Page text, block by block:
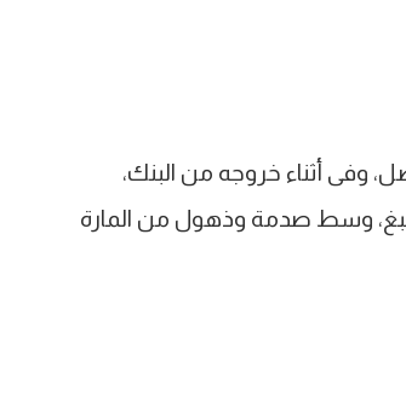
وفى أثناء خروجه من البنك،
وسط صدمة وذهول من المارة